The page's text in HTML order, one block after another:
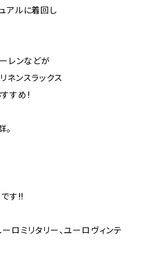
アルに着回し
レンなどが
ネンスラックス
すめ!
。
です!!
ロミリタリー、ユーロヴィンテ